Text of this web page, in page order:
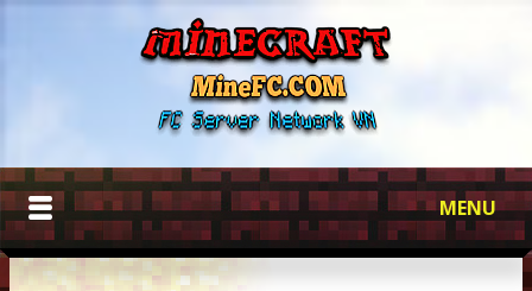
MENU
TRANG CHỦ